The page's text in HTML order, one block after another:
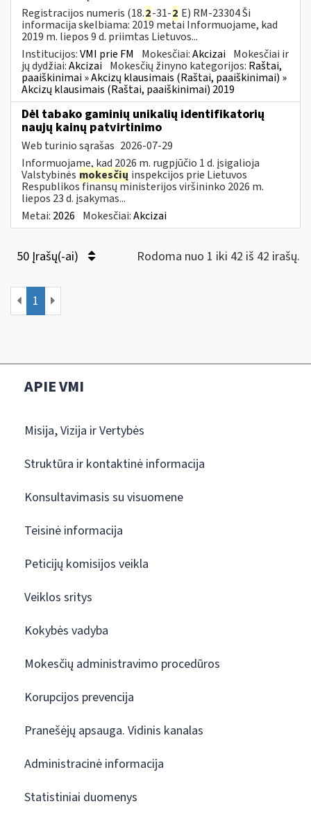
Registracijos numeris (18.2-31-2 E) RM-23304 Ši
informacija skelbiama: 2019 metai Informuojame, kad
2019 m. liepos 9 d. priimtas Lietuvos...
Institucijos:VMI prie FM Mokesčiai:Akcizai Mokesčiai ir
jų dydžiai:Akcizai Mokesčių žinyno kategorijos: Raštai,
paaiškinimai » Akcizų klausimais (Raštai, paaiškinimai) »
Akcizų klausimais (Raštai, paaiškinimai) 2019
Dėl tabako gaminių unikalių identifikatorių
naujų kainų patvirtinimo
Web turinio sąrašas 2026-07-29
Informuojame, kad 2026 m. rugpjūčio 1 d. įsigalioja
Valstybinės mokesčių inspekcijos prie Lietuvos
Respublikos finansų ministerijos viršininko 2026 m.
liepos 23 d. įsakymas...
Metai: 2026 Mokesčiai:Akcizai
50 Įrašų(-ai) Rodoma nuo 1 iki 42 iš 42 irašų.
1
APIE VMI
Misija, Vizija ir Vertybės
Struktūra ir kontaktinė informacija
Konsultavimasis su visuomene
Teisinė informacija
Peticijų komisijos veikla
Veiklos sritys
Kokybės vadyba
Mokesčių administravimo procedūros
Korupcijos prevencija
Pranešėjų apsauga. Vidinis kanalas
Administracinė informacija
Statistiniai duomenys